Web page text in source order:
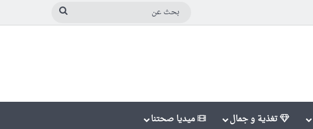
تغذية و جمال ميديا صحتنا